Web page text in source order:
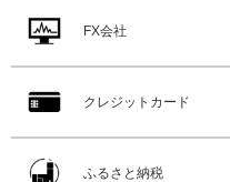
FX会社
クレジットカード
ふるさと納税